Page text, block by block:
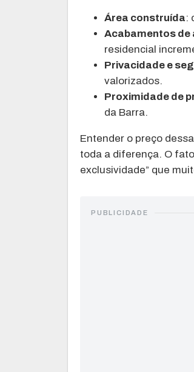
Área construída:
Acabamentos de
residencial
Privacidade e
valorizados.
Proximidade de
da Barra.
Entender o preço
toda a diferença. O
exclusividade” que
PUBLICIDADE